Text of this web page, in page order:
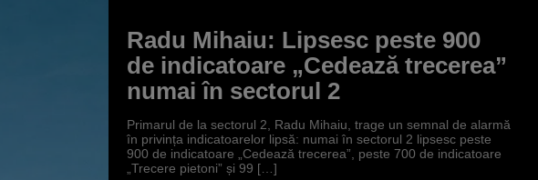
Radu Mihaiu: Lipsesc peste 900
de indicatoare „Cedează trecerea”
numai în sectorul 2
Primarul de la sectorul 2, Radu Mihaiu, trage un semnal de alarmă
în privința indicatoarelor lipsă: numai în sectorul 2 lipsesc peste
900 de indicatoare „Cedează trecerea”, peste 700 de indicatoare
„Trecere pietoni” și 99 […]